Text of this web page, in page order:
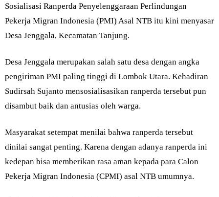
Sosialisasi Ranperda Penyelenggaraan Perlindungan
Pekerja Migran Indonesia (PMI) Asal NTB itu kini menyasar
Desa Jenggala, Kecamatan Tanjung.
Desa Jenggala merupakan salah satu desa dengan angka
pengiriman PMI paling tinggi di Lombok Utara. Kehadiran
Sudirsah Sujanto mensosialisasikan ranperda tersebut pun
disambut baik dan antusias oleh warga.
Masyarakat setempat menilai bahwa ranperda tersebut
dinilai sangat penting. Karena dengan adanya ranperda ini
kedepan bisa memberikan rasa aman kepada para Calon
Pekerja Migran Indonesia (CPMI) asal NTB umumnya.